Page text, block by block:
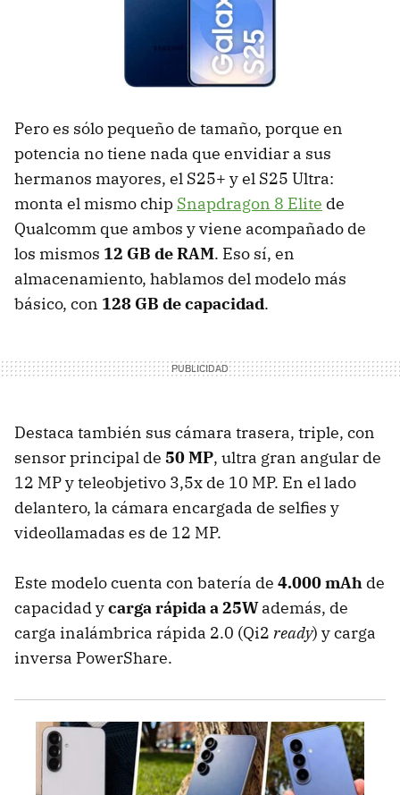
Pero es sólo pequeño de tamaño, porque en
potencia no tiene nada que envidiar a sus
hermanos mayores, el S25+ y el S25 Ultra:
monta el mismo chip Snapdragon 8 Elite de
Qualcomm que ambos y viene acompañado de
los mismos 12 GB de RAM. Eso sí, en
almacenamiento, hablamos del modelo más
básico, con 128 GB de capacidad.
Destaca también sus cámara trasera, triple, con
sensor principal de 50 MP, ultra gran angular de
12 MP y teleobjetivo 3,5x de 10 MP. En el lado
delantero, la cámara encargada de selfies y
videollamadas es de 12 MP.
Este modelo cuenta con batería de 4.000 mAh de
capacidad ycarga rápida a 25Wademás, de
carga inalámbrica rápida 2.0 (Qi2 ready) y carga
inversa PowerShare.